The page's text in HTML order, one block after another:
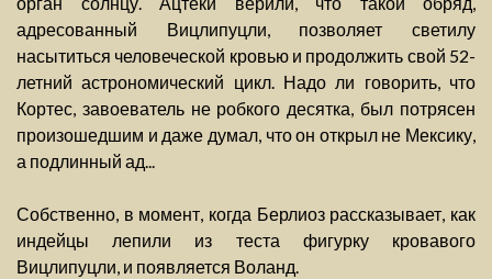
адресованный Вицлипуцли, позволяет светилу
насытиться человеческой кровью и продолжить свой 52-
летний астрономический цикл. Надо ли говорить, что
Кортес, завоеватель не робкого десятка, был потрясен
произошедшим и даже думал, что он открыл не Мексику,
а подлинный ад...
Собственно, в момент, когда Берлиоз рассказывает, как
индейцы лепили из теста фигурку кровавого
Вицлипуцли, и появляется Воланд.